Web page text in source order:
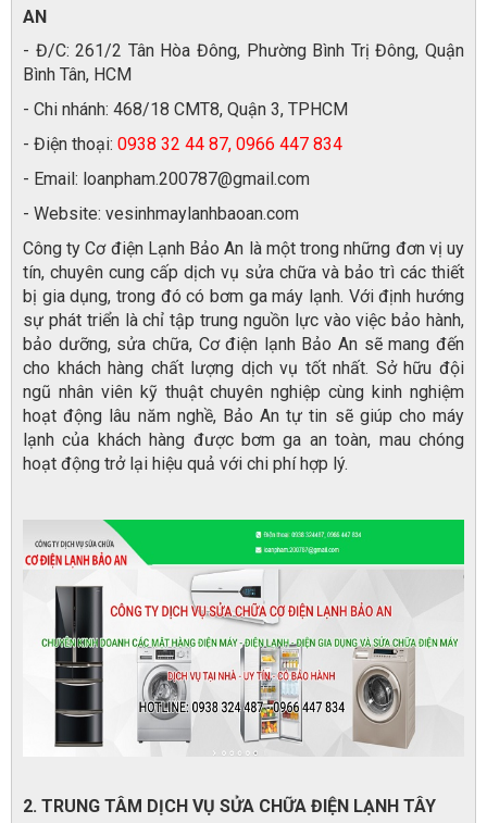
AN
- Đ/C: 261/2 Tân Hòa Đông, Phường Bình Trị Đông, Quận
Bình Tân, HCM
- Chi nhánh: 468/18 CMT8, Quận 3, TPHCM
- Điện thoại: 0938 32 44 87, 0966 447 834
- Email: loanpham.200787@gmail.com
- Website: vesinhmaylanhbaoan.com
Công ty Cơ điện Lạnh Bảo An là một trong những đơn vị uy
tín, chuyên cung cấp dịch vụ sửa chữa và bảo trì các thiết
bị gia dụng, trong đó có bơm ga máy lạnh. Với định hướng
sự phát triển là chỉ tập trung nguồn lực vào việc bảo hành,
bảo dưỡng, sửa chữa, Cơ điện lạnh Bảo An sẽ mang đến
cho khách hàng chất lượng dịch vụ tốt nhất. Sở hữu đội
ngũ nhân viên kỹ thuậtchuyên nghiệp cùng kinh nghiệm
hoạt động lâu năm nghề, Bảo An tự tin sẽ giúp cho máy
lạnh của khách hàng được bơm ga an toàn, mau chóng
hoạt động trở lại hiệu quả với chi phí hợp lý.
2. TRUNG TÂM DỊCH VỤ SỬA CHỮA ĐIỆN LẠNH TÂY